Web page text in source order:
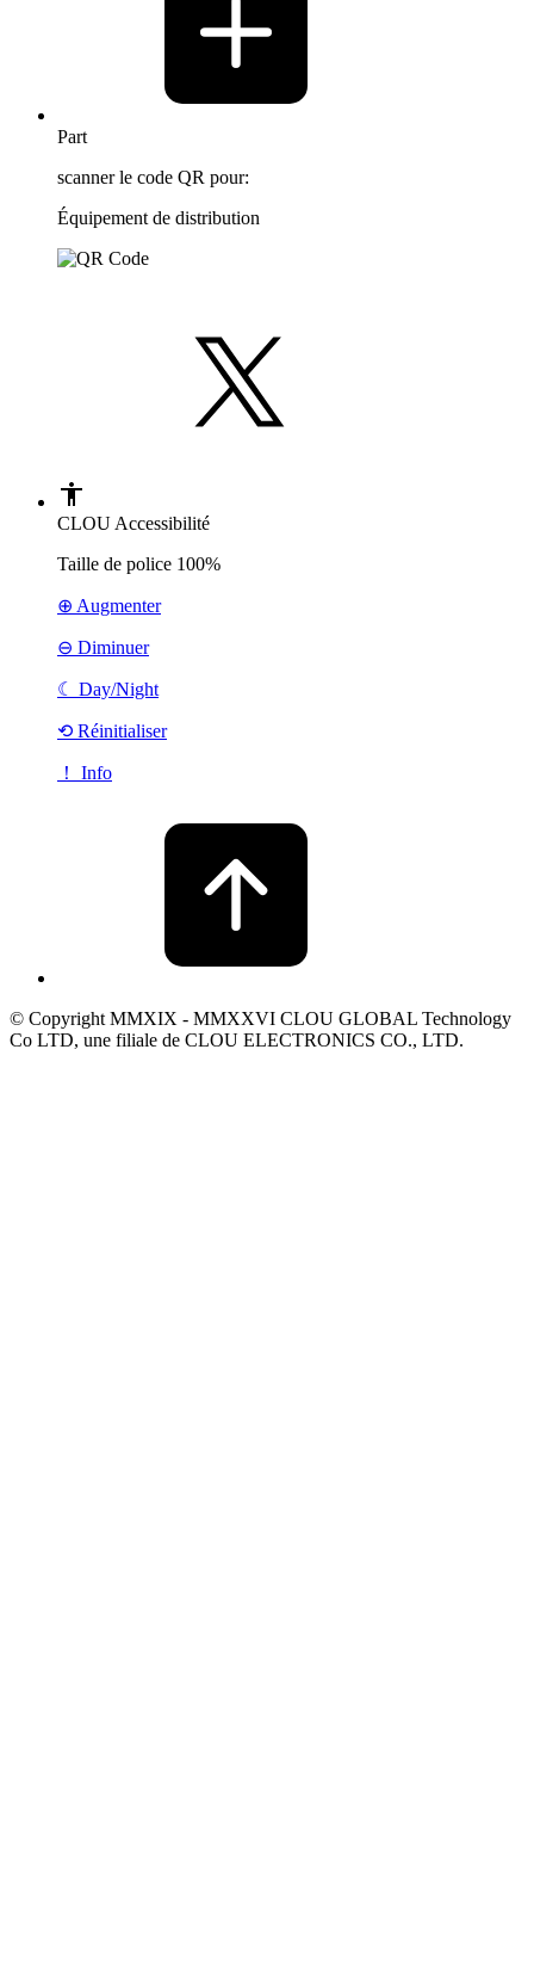
Part
scanner le code QR pour:
Équipement de distribution
CLOU Accessibilité
Taille de police 100%
⊕ Augmenter
⊖ Diminuer
☾ Day/Night
⟲ Réinitialiser
！ Info
© Copyright MMXIX - MMXXVI CLOU GLOBAL Technology
Co LTD, une filiale de CLOU ELECTRONICS CO., LTD.